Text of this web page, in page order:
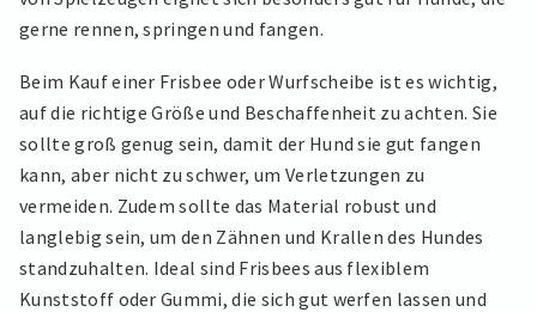
gerne rennen, springen und fangen.
Beim Kauf einer Frisbee oder Wurfscheibe ist es wichtig,
auf die richtige Größe und Beschaffenheit zu achten. Sie
sollte groß genug sein, damit der Hund sie gut fangen
kann, aber nicht zu schwer, um Verletzungen zu
vermeiden. Zudem sollte das Material robust und
langlebig sein, um den Zähnen und Krallen des Hundes
standzuhalten. Ideal sind Frisbees aus flexiblem
Kunststoff oder Gummi, die sich gut werfen lassen und